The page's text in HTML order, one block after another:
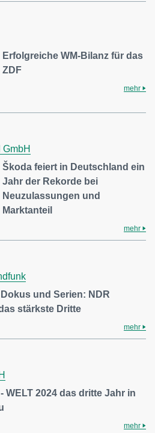
Erfolgreiche WM-Bilanz für das
ZDF
mehr
Škoda feiert in Deutschland ein
Jahr der Rekorde bei
Neuzulassungen und
Marktanteil
mehr
und Serien: NDR
stärkste Dritte
mehr
WELT 2024 das dritte Jahr in
mehr